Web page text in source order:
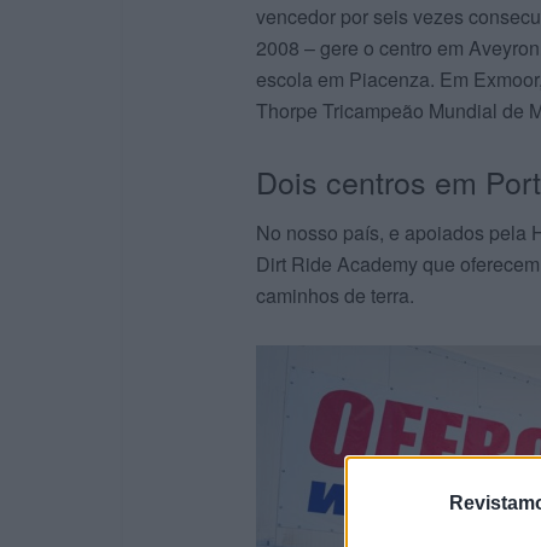
vencedor por seis vezes
2008 – gere o centro em
escola em Piacenza. Em
Thorpe Tricampeão Mundial de
Dois centros em
No nosso país, e apoiados pela
Dirt Ride Academy que
caminhos de terra.